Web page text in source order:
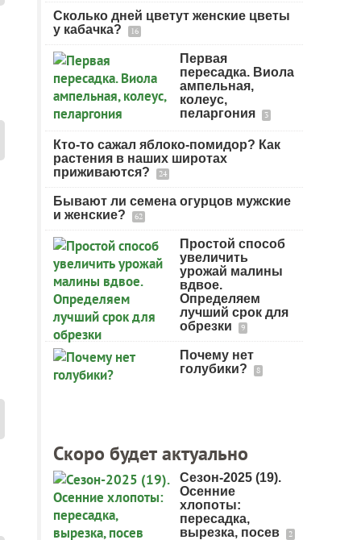
Сколько дней цветут женские цветы
у кабачка?
16
Первая
пересадка. Виола
ампельная,
колеус,
пеларгония
3
Кто-то сажал яблоко-помидор? Как
растения в наших широтах
приживаются?
24
Бывают ли семена огурцов мужские
и женские?
62
Простой способ
увеличить
урожай малины
вдвое.
Определяем
лучший срок для
обрезки
9
Почему нет
голубики?
8
Скоро будет актуально
Сезон-2025 (19).
Осенние
хлопоты:
пересадка,
вырезка, посев
2